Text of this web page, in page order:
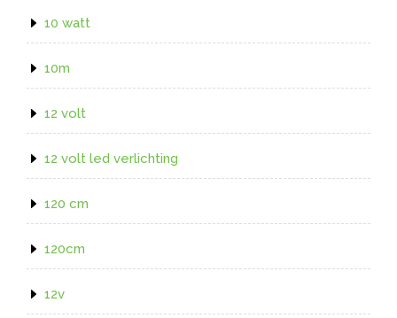
10 watt
10m
12 volt
12 volt led verlichting
120 cm
120cm
12v